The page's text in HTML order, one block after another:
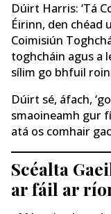
Dúirt Harris: ‘Tá
Éirinn, den chéad
Coimisiún
toghcháin agus a
sílim go bhfuil
Dúirt sé, áfach,
smaoineamh gur
atá os comhair
Scéalta
ar fáil ar